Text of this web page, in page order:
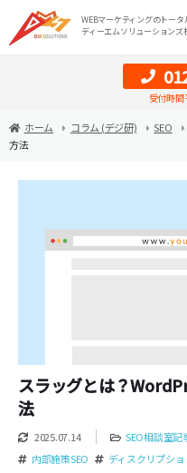
WEBマーケティングのトー
ディーエムソリューションズ
受付時
ホーム コラム (デジ研) SEO
方法
スラッグとは？
法
2025.07.14
SEO相談室記
内部施策SEO
ディスクリプシ